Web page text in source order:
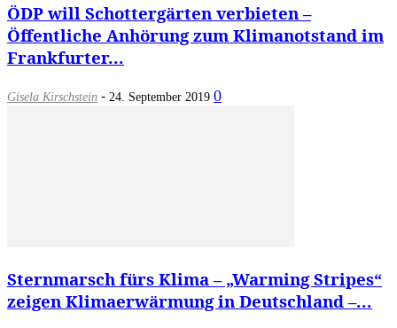
ÖDP will Schottergärten verbieten –
Öffentliche Anhörung zum Klimanotstand im
Frankfurter...
Gisela Kirschstein - 24. September 2019 0
Sternmarsch fürs Klima – „Warming Stripes“
zeigen Klimaerwärmung in Deutschland –...